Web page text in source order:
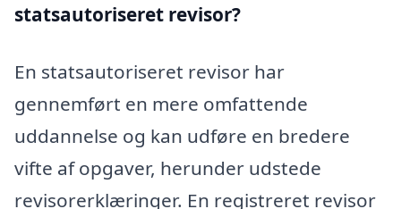
statsautoriseret revisor?
En statsautoriseret revisor har
gennemført en mere omfattende
uddannelse og kan udføre en bredere
vifte af opgaver, herunder udstede
revisorerklæringer. En registreret revisor